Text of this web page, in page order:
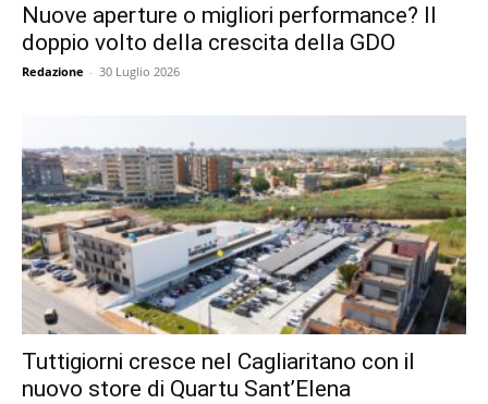
Nuove aperture o migliori performance? Il
doppio volto della crescita della GDO
Redazione - 30 Luglio 2026
Tuttigiorni cresce nel Cagliaritano con il
nuovo store di Quartu Sant’Elena